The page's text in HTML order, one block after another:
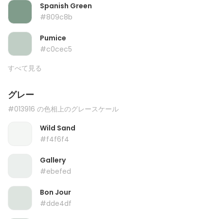
Spanish Green
#809c8b
Pumice
#c0cec5
すべて見る
グレー
#013916 の色相上のグレースケール
Wild Sand
#f4f6f4
Gallery
#ebefed
Bon Jour
#dde4df